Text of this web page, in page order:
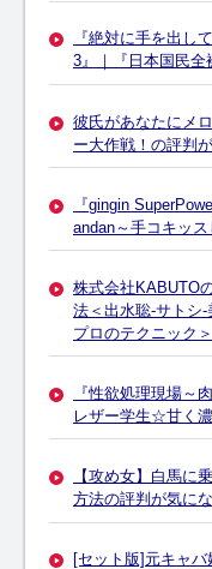
『絶対に手を出し
3』｜『日本国民全
彼氏があなたにメ
ー大作戦！の評判
『gingin
andan～手コキッ
株式会社KABUTO
法＜出水聡-サトシ
プロのテクニック
『性欲処理現場～
レザー学生☆甘く
【攻め女】白馬に
方法の評判が気に
[セット版]元キャバ